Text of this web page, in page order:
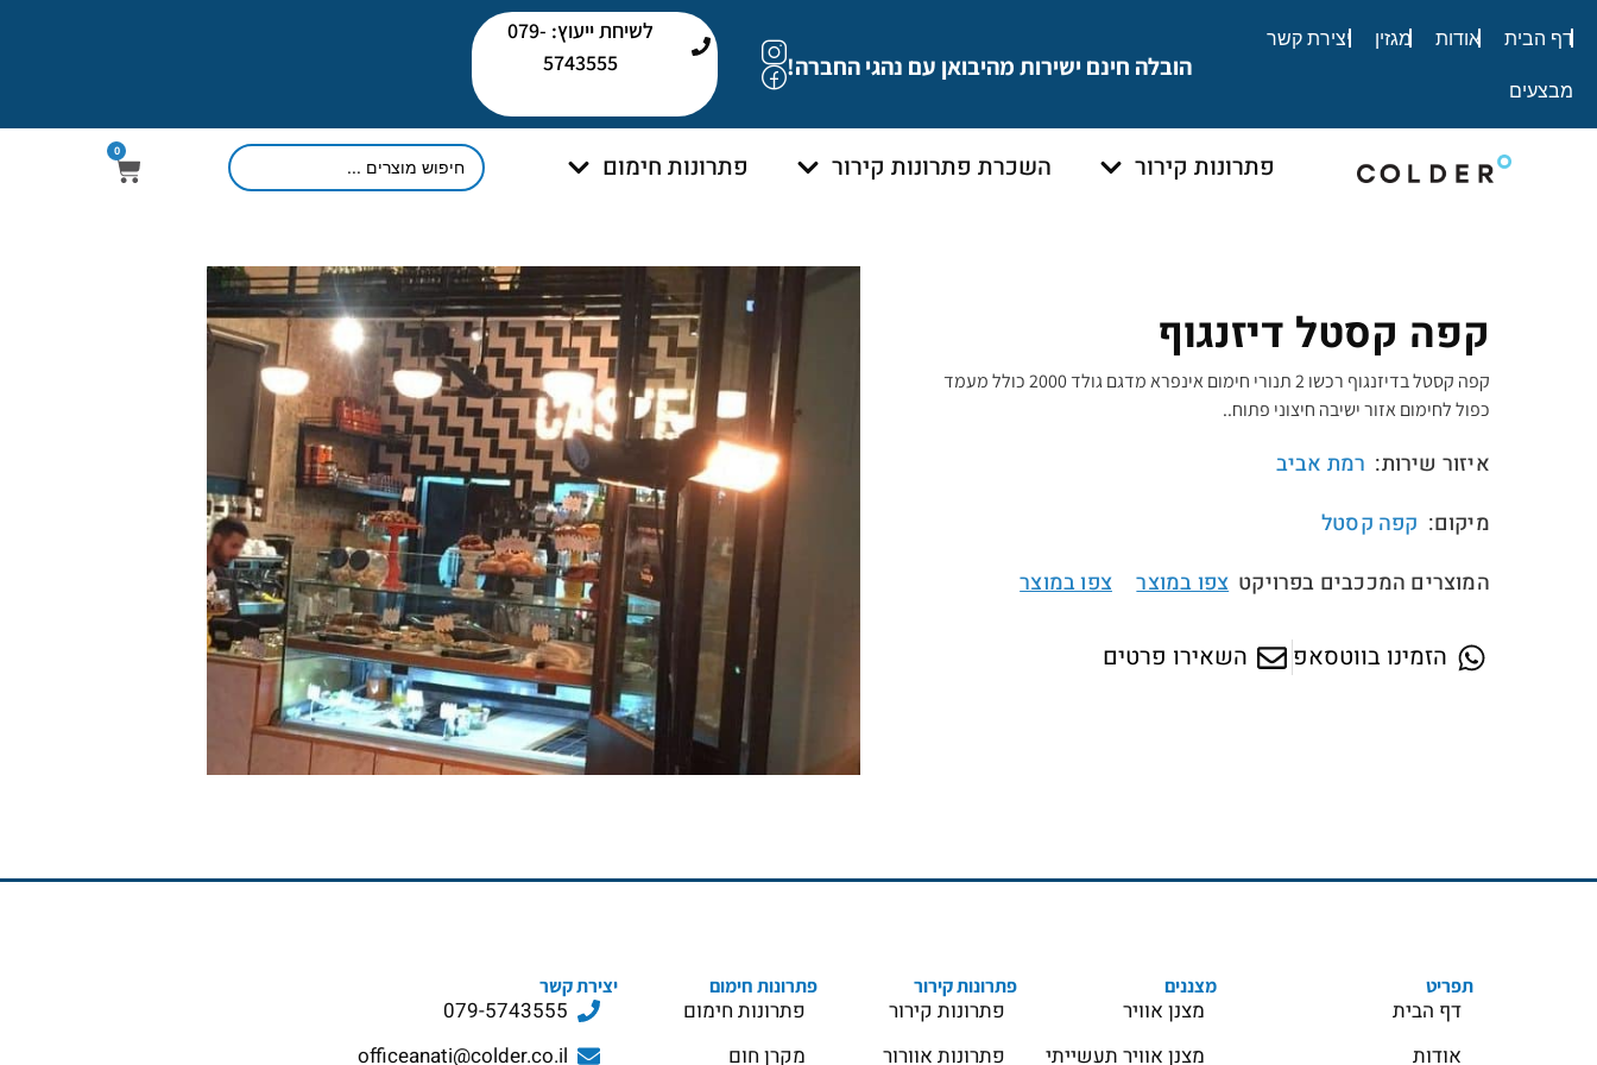
דף הבית
אודות מגזין יצירת קשר
מבצעים
הובלה חינם ישירות מהיבואן עם נהגי החברה!
לשיחת ייעוץ: 079-
5743555
פתרונות קירור השכרת פתרונות קירור פתרונות חימום 0
קפה קסטל דיזנגוף
קפה קסטל בדיזנגוף רכשו 2 תנורי חימום אינפרא מדגם גולד 2000 כולל מעמד
כפול לחימום אזור ישיבה חיצוני פתוח..
איזור שירות: רמת אביב
מיקום: קפה קסטל
המוצרים המככבים בפרויקט צפו במוצר צפו במוצר
הזמינו בווטסאפ השאירו פרטים
תפריט
דף הבית
אודות
מצננים
מצנן אוויר
מצנן אוויר תעשייתי
פתרונות קירור
פתרונות קירור
פתרונות אוורור
פתרונות חימום
פתרונות חימום
מקרן חום
יצירת קשר
079-5743555
officeanati@colder.co.il